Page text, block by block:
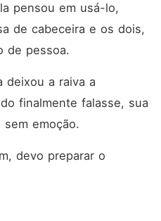
pensou em usá-lo,
de cabeceira e os dois,
de pessoa.
deixou a raiva a
finalmente falasse, sua
emoção.
devo preparar o